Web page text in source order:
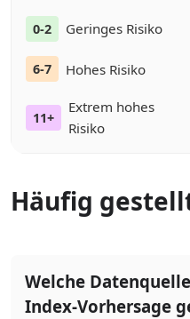
0-2 Geringes Risiko
6-7 Hohes Risiko
11+
Extrem hohes
Risiko
Häufig
Welche
Index-Vorhersage